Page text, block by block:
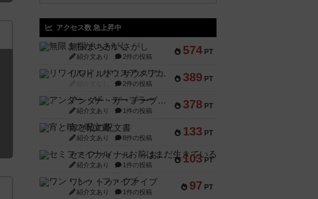
アクセス数 急上昇中
574 PT
無限まちがいさがし
紹介文あり 2件の投稿
389 PT
リワイルド：サウスアメリカ
2件の投稿
378 PT
アンダー・ザ・テーブラー
紹介文あり 1件の投稿
133 PT
宵と暁の呪文書
紹介文あり 8件の投稿
103 PT
セミファイナル ～お前はまだ生きている～
紹介文あり 1件の投稿
97 PT
ワン・トゥ・ファイブ
紹介文あり 1件の投稿